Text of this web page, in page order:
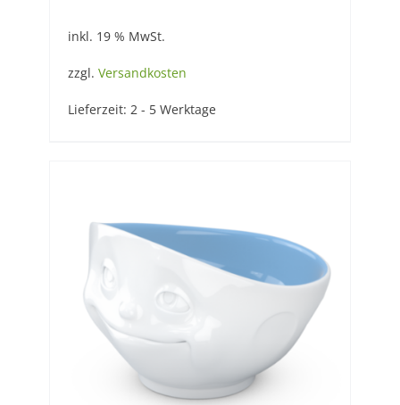
inkl. 19 % MwSt.
zzgl. Versandkosten
Lieferzeit: 2 - 5 Werktage